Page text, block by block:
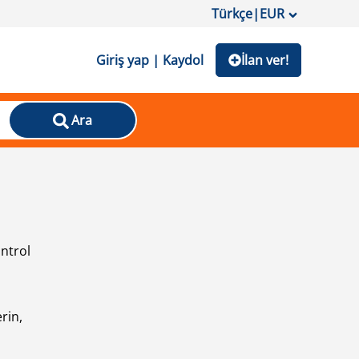
Türkçe|EUR
Giriş yap | Kaydol İlan ver!
Ara